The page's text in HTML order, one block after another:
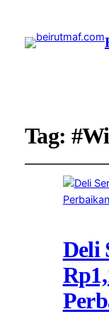
Tag:
Deli